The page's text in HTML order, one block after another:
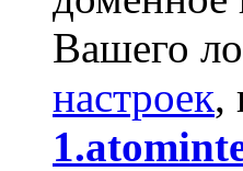
Вашего
настроек,